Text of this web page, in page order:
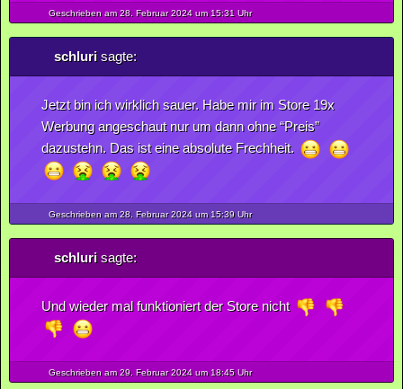
Geschrieben am 28. Februar2024um 15:31 Uhr
schlurisagte:
Jetzt bin ich wirklich sauer. Habe mir im Store 19x
Werbung angeschaut nur um dann ohne “Preis”
dazustehn. Das ist eine absolute Frechheit.
Geschrieben am 28. Februar2024um 15:39 Uhr
schlurisagte:
Und wieder mal funktioniert der Store nicht
Geschrieben am 29. Februar2024um 18:45 Uhr